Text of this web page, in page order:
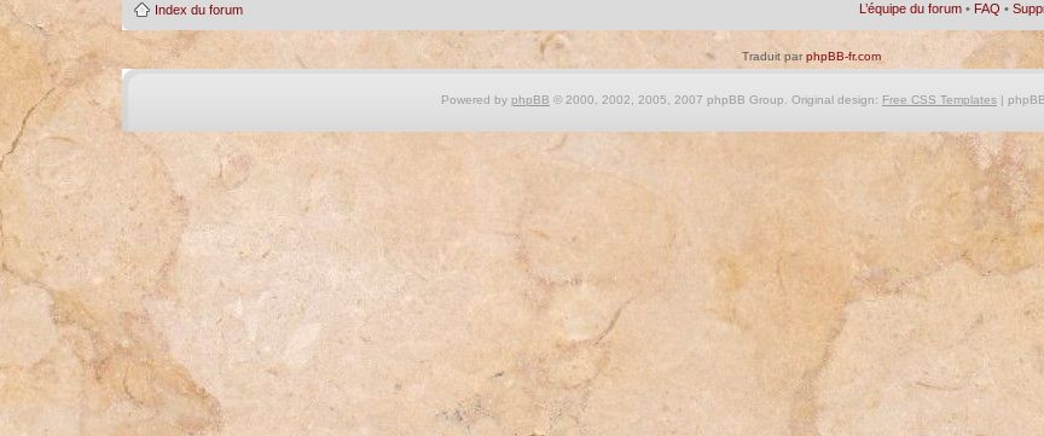
Index du forum L’équipe du forum • FAQ •
Traduit parphpBB-fr.com
Powered by phpBB © 2000, 2002, 2005, 2007 phpBB Group. Original design: Free CSS Templates|